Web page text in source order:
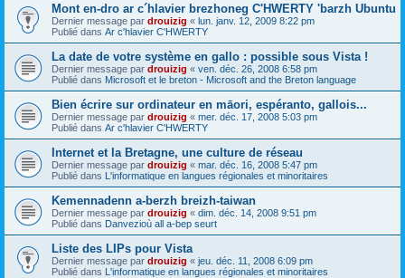
Mont en-dro ar c´hlavier brezhoneg C'HWERTY 'barzh Ubuntu
Dernier message par drouizig « lun. janv. 12, 2009 8:22 pm
Publié dans Ar c'hlavier C'HWERTY
La date de votre système en gallo : possible sous Vista !
Dernier message par drouizig « ven. déc. 26, 2008 6:58 pm
Publié dans Microsoft et le breton - Microsoft and the Breton language
Bien écrire sur ordinateur en māori, espéranto, gallois...
Dernier message par drouizig « mer. déc. 17, 2008 5:03 pm
Publié dans Ar c'hlavier C'HWERTY
Internet et la Bretagne, une culture de réseau
Dernier message par drouizig « mar. déc. 16, 2008 5:47 pm
Publié dans L'informatique en langues régionales et minoritaires
Kemennadenn a-berzh breizh-taiwan
Dernier message par drouizig « dim. déc. 14, 2008 9:51 pm
Publié dans Danvezioù all a-bep seurt
Liste des LIPs pour Vista
Dernier message par drouizig « jeu. déc. 11, 2008 6:09 pm
Publié dans L'informatique en langues régionales et minoritaires